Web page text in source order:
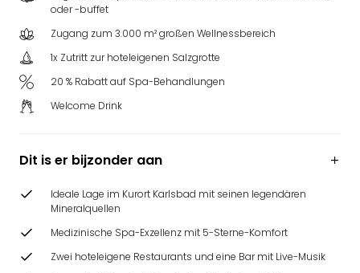
oder -buffet
Zugang zum 3.000 m² großen Wellnessbereich
1x Zutritt zur hoteleigenen Salzgrotte
20 % Rabatt auf Spa-Behandlungen
Welcome Drink
Dit is er bijzonder aan
Ideale Lage im Kurort Karlsbad mit seinen legendären
Mineralquellen
Medizinische Spa-Exzellenz mit 5-Sterne-Komfort
Zwei hoteleigene Restaurants und eine Bar mit Live-Musik